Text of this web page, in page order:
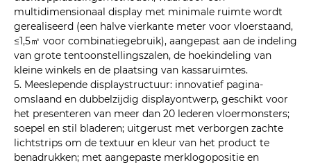
multidimensionaal display met minimale ruimte wordt
gerealiseerd (een halve vierkante meter voor vloerstaand,
≤1,5㎡ voor combinatiegebruik), aangepast aan de indeling
van grote tentoonstellingszalen, de hoekindeling van
kleine winkels en de plaatsing van kassaruimtes.
5. Meeslepende displaystructuur: innovatief pagina-
omslaand en dubbelzijdig displayontwerp, geschikt voor
het presenteren van meer dan 20 lederen vloermonsters;
soepel en stil bladeren; uitgerust met verborgen zachte
lichtstrips om de textuur en kleur van het product te
benadrukken; met aangepaste merklogopositie en